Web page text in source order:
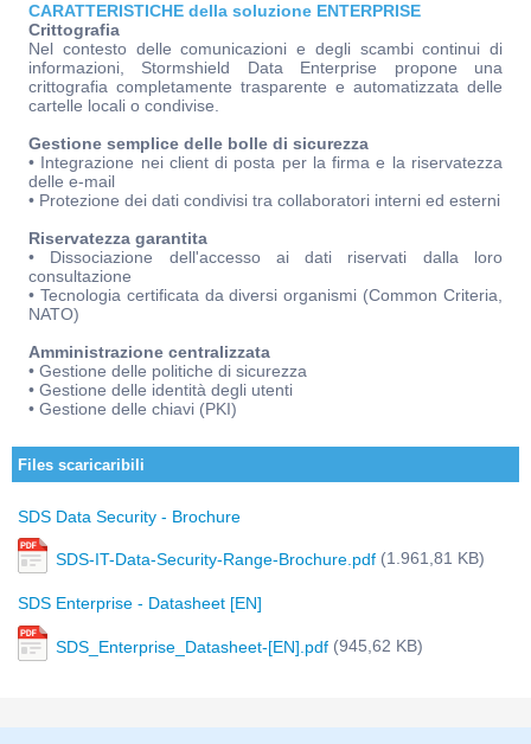
CARATTERISTICHE della soluzione ENTERPRISE
Crittografia
Nel contesto delle comunicazioni e degli scambi continui di
informazioni, Stormshield Data Enterprise propone una
crittografia completamente trasparente e automatizzata delle
cartelle locali o condivise.
Gestione semplice delle bolle di sicurezza
• Integrazione nei client di posta per la firma e la riservatezza
delle e-mail
• Protezione dei dati condivisi tra collaboratori interni ed esterni
Riservatezza garantita
• Dissociazione dell'accesso ai dati riservati dalla loro
consultazione
• Tecnologia certificata da diversi organismi (Common Criteria,
NATO)
Amministrazione centralizzata
• Gestione delle politiche di sicurezza
• Gestione delle identità degli utenti
• Gestione delle chiavi (PKI)
Files scaricaribili
SDS Data Security - Brochure
SDS-IT-Data-Security-Range-Brochure.pdf (1.961,81 KB)
SDS Enterprise - Datasheet [EN]
SDS_Enterprise_Datasheet-[EN].pdf (945,62 KB)